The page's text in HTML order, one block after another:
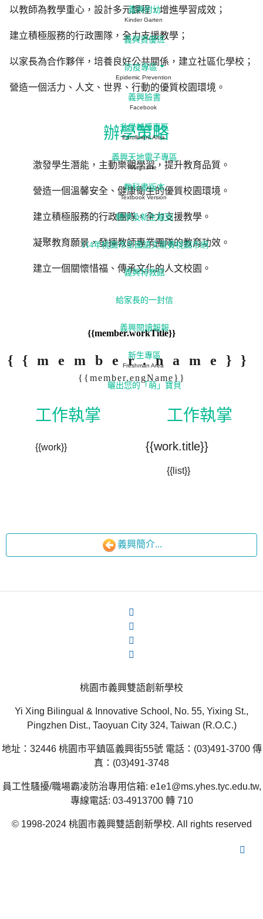
以教師為教學重心，設計多元課程，增進學習成效；
建立積極服務的行政團隊，全力支援教學；
以家長為合作夥伴，培養良好公共關係，建立社區化學校；
營造一個活力、人文、世界、行動的優質校園環境。
辦學策略
激發學生潛能，主動樂觀學習，提升教育品質。
營造一個溫馨安全、健康衛生的優質校園環境。
建立積極服務的行政團隊，全力支援教學。
凝聚教育願景，發揮教師專業團隊的教育功效。
建立一個關懷惜福、傳承文化的人文校園。
{{member.workTitle}}
{{member.name}}
{{member.engName}}
工作執掌
{{work}}
工作執掌
{{work.title}}
{{list}}
義興簡介...
桃園市義興雙語創新學校
Yi Xing Bilingual & Innovative School, No. 55, Yixing St.,
Pingzhen Dist., Taoyuan City 324, Taiwan (R.O.C.)
地址：32446 桃園市平鎮區義興街55號 電話：(03)491-3700 傳
真：(03)491-3748
員工性騷擾/職場霸凌防治專用信箱: e1e1@ms.yhes.tyc.edu.tw,
專線電話: 03-4913700 轉 710
© 1998-2024 桃園市義興雙語創新學校. All rights reserved
義興附幼
Kinder Garten
義興資優班
防疫專區
Epidemic Prevention
義興臉書
Facebook
升學輔導專區
Enrollment Area
義興天地電子專區
Magazine
教科書版本
Textbook Version
轉學及新生報到
114年桃園市全國語文競賽桃園市網
義興特教館
給家長的一封信
義興閱讀報報
新生專區
Freshman Area
曬出您的「萌」寶貝